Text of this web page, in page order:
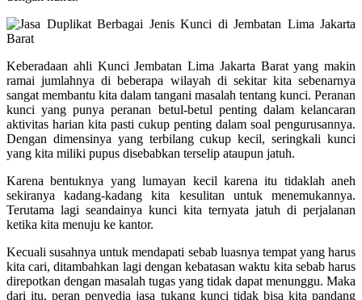
Keberadaan ahli Kunci Jembatan Lima Jakarta Barat yang makin
ramai jumlahnya di beberapa wilayah di sekitar kita sebenarnya
sangat membantu kita dalam tangani masalah tentang kunci. Peranan
kunci yang punya peranan betul-betul penting dalam kelancaran
aktivitas harian kita pasti cukup penting dalam soal pengurusannya.
Dengan dimensinya yang terbilang cukup kecil, seringkali kunci
yang kita miliki pupus disebabkan terselip ataupun jatuh.
Karena bentuknya yang lumayan kecil karena itu tidaklah aneh
sekiranya kadang-kadang kita kesulitan untuk menemukannya.
Terutama lagi seandainya kunci kita ternyata jatuh di perjalanan
ketika kita menuju ke kantor.
Kecuali susahnya untuk mendapati sebab luasnya tempat yang harus
kita cari, ditambahkan lagi dengan kebatasan waktu kita sebab harus
direpotkan dengan masalah tugas yang tidak dapat menunggu. Maka
dari itu, peran penyedia jasa tukang kunci tidak bisa kita pandang